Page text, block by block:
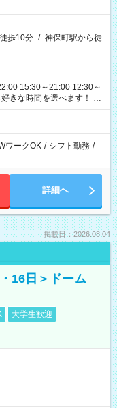
歩10分 / 神保町駅から徒
15:30～21:00 12:30～
ワークOK / シフト勤務 /
詳細へ
掲載日：2026.08.04
16日＞ドーム
大学生歓迎